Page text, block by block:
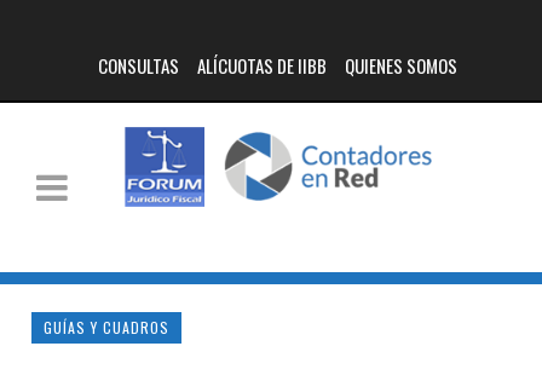
CONSULTAS ALÍCUOTAS DE IIBB QUIENES SOMOS
GUÍAS Y CUADROS